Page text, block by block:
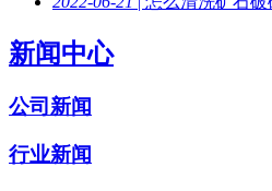
新闻中心
公司新闻
行业新闻